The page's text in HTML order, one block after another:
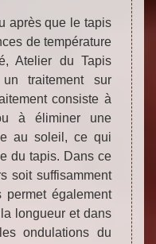
après que le tapis
de température
Atelier du Tapis
traitement sur
consiste à
à éliminer une
au soleil, ce qui
du tapis. Dans ce
soit suffisamment
permet également
longueur et dans
ondulations du